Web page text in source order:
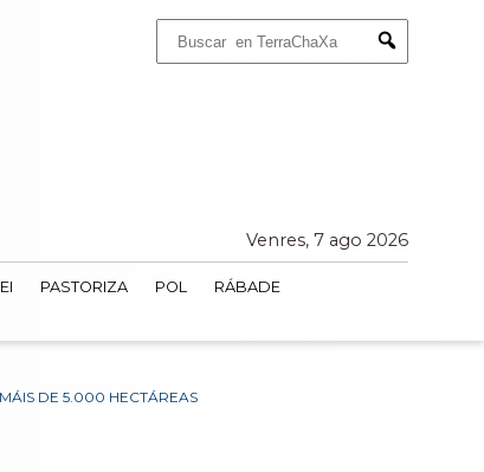
Submit
Venres, 7 ago 2026
PASTORIZA POL
RÁBADE
DE 5.000 HECTÁREAS